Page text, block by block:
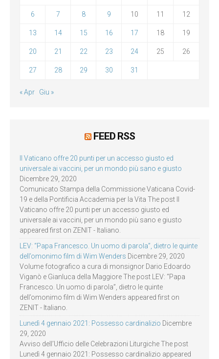
6 7 8 9 10 11 12
13 14 15 16 17 18 19
20 21 22 23 24 25 26
27 28 29 30 31
« Apr Giu »
FEED RSS
Il Vaticano offre 20 punti per un accesso giusto ed
universale ai vaccini, per un mondo più sano e giusto
Dicembre 29, 2020
Comunicato Stampa della Commissione Vaticana Covid-
19 e della Pontificia Accademia per la Vita The post Il
Vaticano offre 20 punti per un accesso giusto ed
universale ai vaccini, per un mondo più sano e giusto
appeared first on ZENIT - Italiano.
LEV: “Papa Francesco. Un uomo di parola”, dietro le quinte
dell’omonimo film di Wim Wenders Dicembre 29, 2020
Volume fotografico a cura di monsignor Dario Edoardo
Viganò e Gianluca della Maggiore The post LEV: “Papa
Francesco. Un uomo di parola”, dietro le quinte
dell’omonimo film di Wim Wenders appeared first on
ZENIT - Italiano.
Lunedì 4 gennaio 2021: Possesso cardinalizio Dicembre
29, 2020
Avviso dell’Ufficio delle Celebrazioni Liturgiche The post
Lunedì 4 gennaio 2021: Possesso cardinalizio appeared